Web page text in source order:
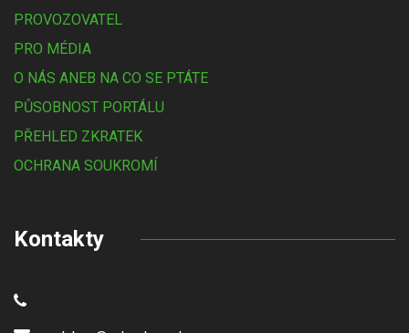
PROVOZOVATEL
PRO MÉDIA
O NÁS ANEB NA CO SE PTÁTE
PŮSOBNOST PORTÁLU
PŘEHLED ZKRATEK
OCHRANA SOUKROMÍ
Kontakty